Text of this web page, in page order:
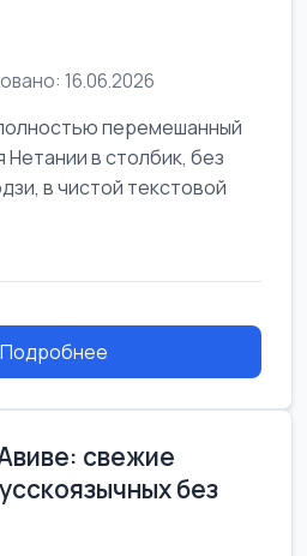
16.06.2026
перемешанный
Нетании в столбик, без
в чистой текстовой
мебельном производстве:
Подробнее
свежие
без